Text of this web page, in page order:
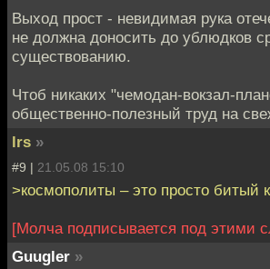
Выход прост - невидимая рука
не должна доносить до ублюдков
существованию.
Чтоб никаких "чемодан-вокзал-
общественно-полезный труд на
lrs »
#9 | 21.05.08 15:10
>космополиты – это просто битый
[Молча подписывается под этими
Guugler »